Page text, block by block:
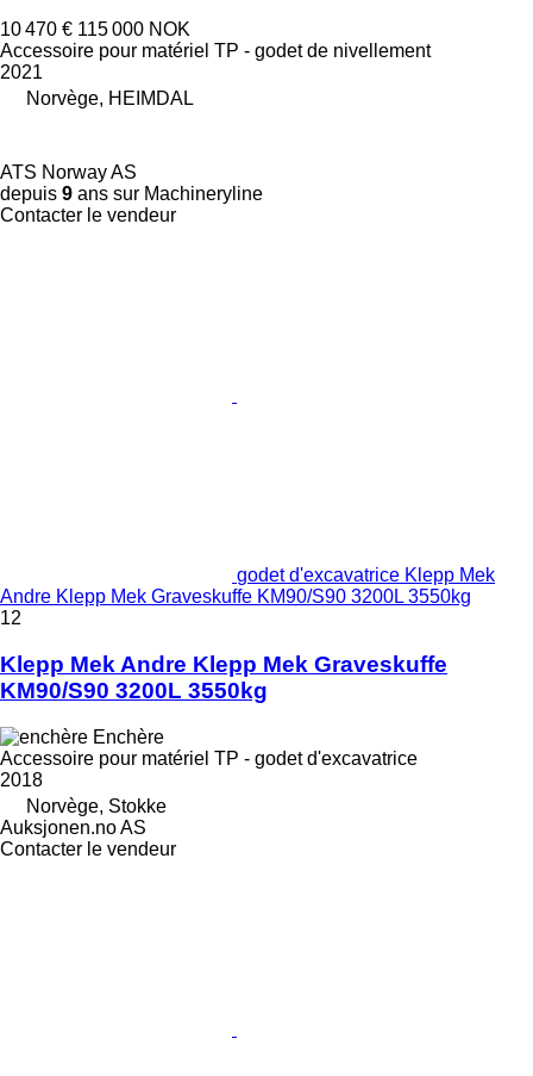
10 470 € 115 000 NOK
Accessoire pour matériel TP - godet de nivellement
2021
Norvège, HEIMDAL
ATS Norway AS
depuis 9 ans sur Machineryline
Contacter le vendeur
godet d'excavatrice Klepp Mek
Andre Klepp Mek Graveskuffe KM90/S90 3200L 3550kg
12
Klepp Mek Andre Klepp Mek Graveskuffe
KM90/S90 3200L 3550kg
Enchère
Accessoire pour matériel TP - godet d'excavatrice
2018
Norvège, Stokke
Auksjonen.no AS
Contacter le vendeur